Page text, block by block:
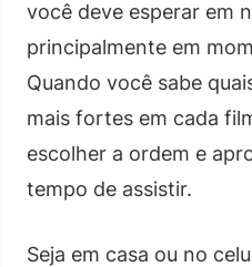
você deve esperar em
principalmente em
Quando você sabe
mais fortes em cada
escolher a ordem e
tempo de assistir.
Seja em casa ou no